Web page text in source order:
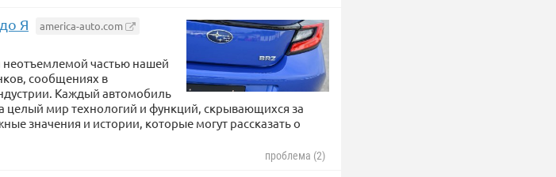
Я america-auto.com
частью нашей
сообщениях в
Каждый автомобиль
целый мир технологий и функций, скрывающихся за
значения и истории, которые могут рассказать о
проблема (2)